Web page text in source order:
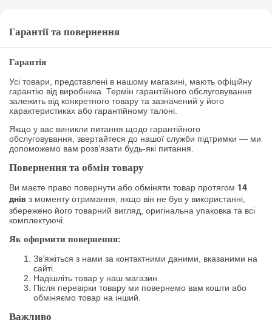
Гарантії та повернення
Гарантія
Усі товари, представлені в нашому магазині, мають офіційну
гарантію від виробника. Термін гарантійного обслуговування
залежить від конкретного товару та зазначений у його
характеристиках або гарантійному талоні.
Якщо у вас виникли питання щодо гарантійного
обслуговування, звертайтеся до нашої служби підтримки — ми
допоможемо вам розв’язати будь-які питання.
Повернення та обмін товару
Ви маєте право повернути або обміняти товар протягом 14
днів з моменту отримання, якщо він не був у використанні,
збережено його товарний вигляд, оригінальна упаковка та всі
комплектуючі.
Як оформити повернення:
Зв’яжіться з нами за контактними даними, вказаними на
сайті.
Надішліть товар у наш магазин.
Після перевірки товару ми повернемо вам кошти або
обміняємо товар на інший.
Важливо